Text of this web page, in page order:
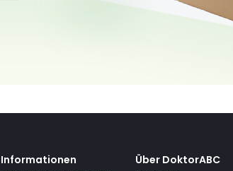
Informationen
Über DoktorABC